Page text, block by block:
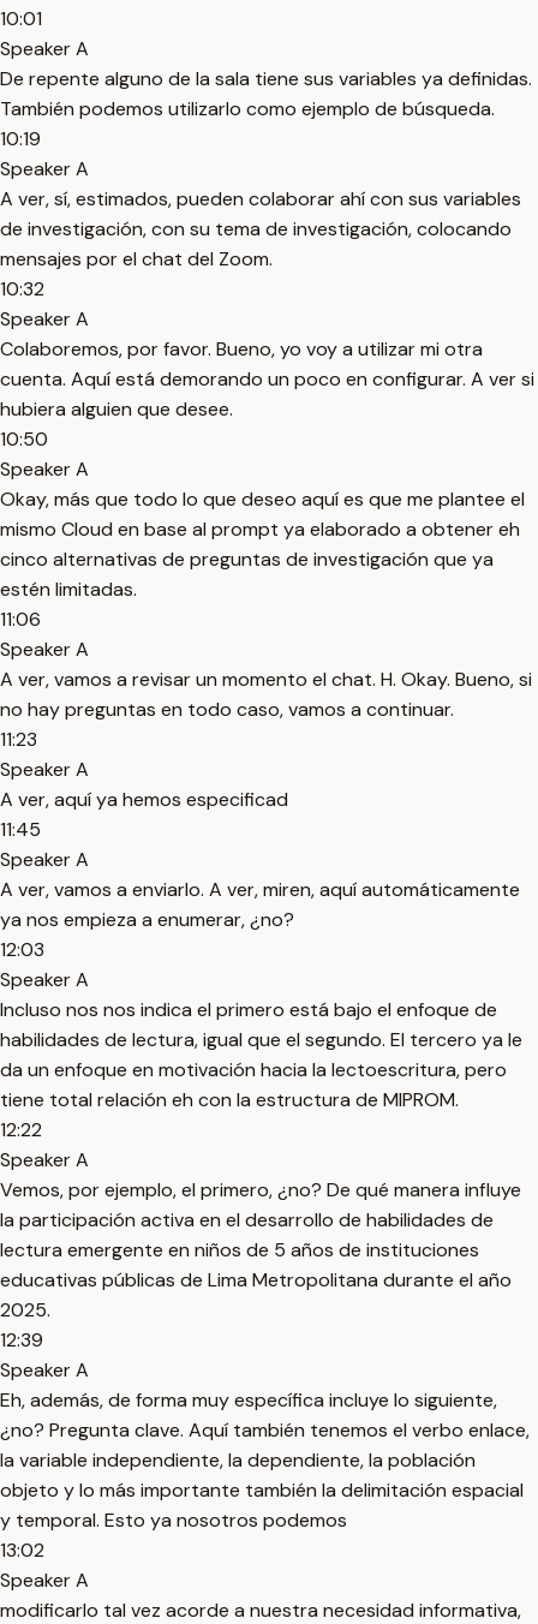
10:01
Speaker A
De repente alguno de la sala tiene sus variables ya definidas.
También podemos utilizarlo como ejemplo de búsqueda.
10:19
Speaker A
A ver, sí, estimados, pueden colaborar ahí con sus variables
de investigación, con su tema de investigación, colocando
mensajes por el chat del Zoom.
10:32
Speaker A
Colaboremos, por favor. Bueno, yo voy a utilizar mi otra
cuenta. Aquí está demorando un poco en configurar. A ver si
hubiera alguien que desee.
10:50
Speaker A
Okay, más que todo lo que deseo aquí es que me plantee el
mismo Cloud en base al prompt ya elaborado a obtener eh
cinco alternativas de preguntas de investigación que ya
estén limitadas.
11:06
Speaker A
A ver, vamos a revisar un momento el chat. H. Okay. Bueno, si
no hay preguntas en todo caso, vamos a continuar.
11:23
Speaker A
A ver, aquí ya hemos especificad
11:45
Speaker A
A ver, vamos a enviarlo. A ver, miren, aquí automáticamente
ya nos empieza a enumerar, ¿no?
12:03
Speaker A
Incluso nos nos indica el primero está bajo el enfoque de
habilidades de lectura, igual que el segundo. El tercero ya le
da un enfoque en motivación hacia la lectoescritura, pero
tiene total relación eh con la estructura de MIPROM.
12:22
Speaker A
Vemos, por ejemplo, el primero, ¿no? De qué manera influye
la participación activa en el desarrollo de habilidades de
lectura emergente en niños de 5 años de instituciones
educativas públicas de Lima Metropolitana durante el año
2025.
12:39
Speaker A
Eh, además, de forma muy específica incluye lo siguiente,
¿no? Pregunta clave. Aquí también tenemos el verbo enlace,
la variable independiente, la dependiente, la población
objeto y lo más importante también la delimitación espacial
y temporal. Esto ya nosotros podemos
13:02
Speaker A
modificarlo tal vez acorde a nuestra necesidad informativa,